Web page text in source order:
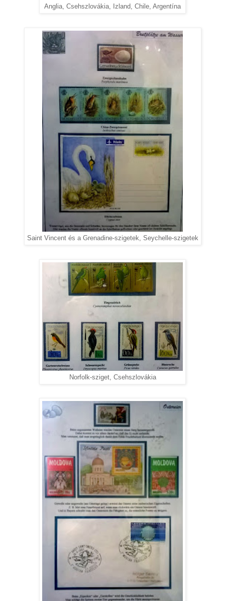
Anglia, Csehszlovákia, Izland, Chile, Argentína
Saint Vincent és a Grenadine-szigetek, Seychelle-szigetek
Norfolk-sziget, Csehszlovákia